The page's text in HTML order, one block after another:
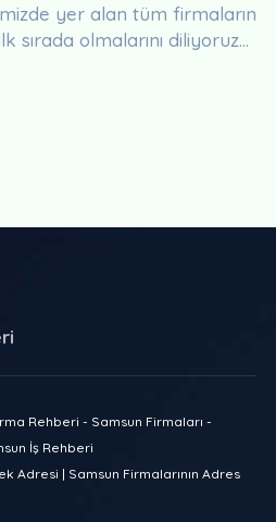
yer alan tüm firmaların
sırada olmalarını diliyoruz...
Rehberi - Samsun Firmaları -
İş Rehberi
Adresi | Samsun Firmalarının Adres